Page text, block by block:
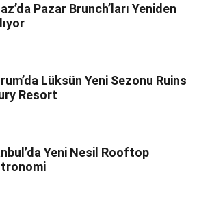
Pazar Brunch’ları Yeniden
Lüksün Yeni Sezonu Ruins
Resort
Yeni Nesil Rooftop